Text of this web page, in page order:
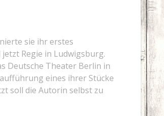
sie ihr erstes
Regie in Ludwigsburg.
Deutsche Theater Berlin in
eines ihrer Stücke
soll die Autorin selbst zu